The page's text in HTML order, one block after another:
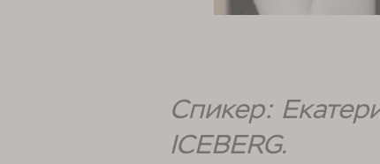
Спикер:
ICEBERG.